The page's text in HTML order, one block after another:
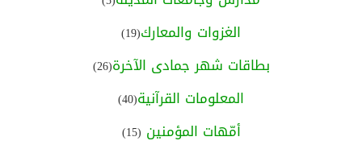
الغزوات والمعارك(19)
بطاقات شهر جمادى الآخرة(26)
المعلومات القرآنية(40)
أمّهات المؤمنين (15)